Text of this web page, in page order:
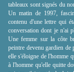
tableaux sont signés du
Un matin de 1997,
contenu d'une lettre qui
conversation dont je n'ai
Une femme sur la côte
peintre devenu gardien de
elle s'éloigne de l'homme
à l'homme qu'elle quitte